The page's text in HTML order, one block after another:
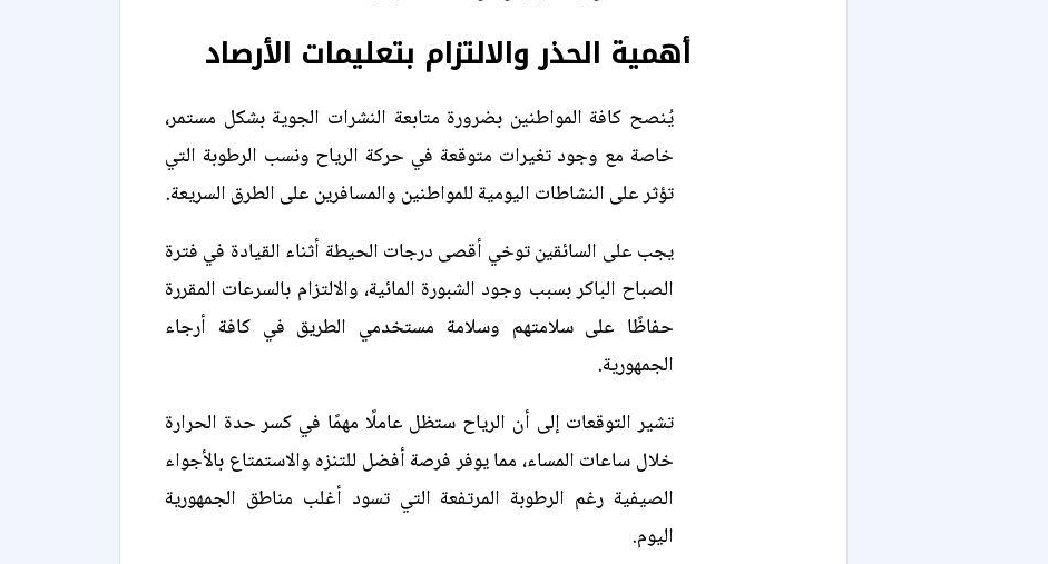
أهمية الحذر والالتزام بتعليمات الأرصاد
يُنصح كافة المواطنين بضرورة متابعة النشرات الجوية بشكل مستمر،
خاصة مع وجود تغيرات متوقعة في حركة الرياح ونسب الرطوبة التي
تؤثر على النشاطات اليومية للمواطنين والمسافرين على الطرق السريعة.
يجب على السائقين توخي أقصى درجات الحيطة أثناء القيادة في فترة
الصباح الباكر بسبب وجود الشبورة المائية، والالتزام بالسرعات المقررة
حفاظًا على سلامتهم وسلامة مستخدمي الطريق في كافة أرجاء
الجمهورية.
تشير التوقعات إلى أن الرياح ستظل عاملًا مهمًا في كسر حدة الحرارة
خلال ساعات المساء، مما يوفر فرصة أفضل للتنزه والاستمتاع بالأجواء
الصيفية رغم الرطوبة المرتفعة التي تسود أغلب مناطق الجمهورية
اليوم.